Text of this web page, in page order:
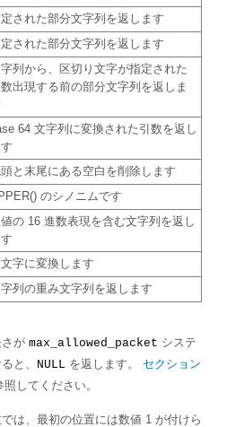
された部分文字列を返します
された部分文字列を返します
列から、区切り文字が指定された
数出現する前の部分文字列を返しま
64 文字列に変換された引数を返し
と末尾にある空白を削除します
のシノニムです
の 16 進数表現を含む文字列を返し
字に変換します
列の重み文字列を返します
が max_allowed_packet システ
と、 NULL を返します。 セクション
照してください。
は、最初の位置には数値 1 が付けら